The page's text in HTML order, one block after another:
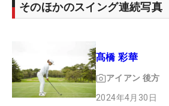
そのほかのスイング連続写真
髙橋 彩華
アイアン 後方
2024年4月30日